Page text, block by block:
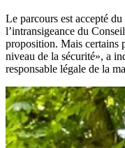
Le parcours est accepté
l’intransigeance du
proposition. Mais certains
niveau de la sécurité», a
responsable légale de la